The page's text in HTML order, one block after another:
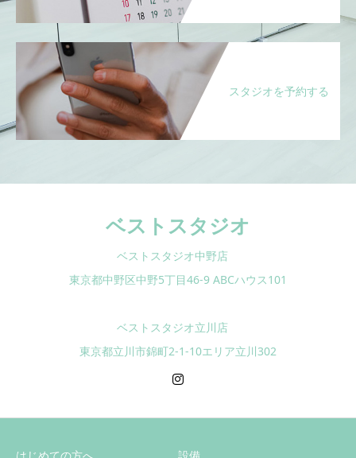
スタジオを予約する
ベストスタジオ
ベストスタジオ中野店
東京都中野区中野5丁目46-9 ABCハウス101
ベストスタジオ立川店
東京都立川市錦町2-1-10エリア立川302